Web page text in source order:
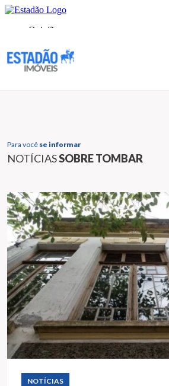
Para você se informar
NOTÍCIASSOBRE TOMBAR
NOTÍCIAS